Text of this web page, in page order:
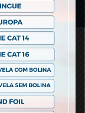
Notícias
Canal Niterói.
as matérias
da piscina do